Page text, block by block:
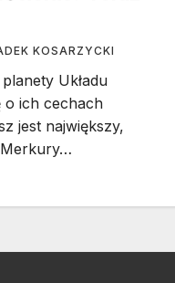
KOSARZYCKI
Układu
o ich cechach
jest największy,
Merkury…